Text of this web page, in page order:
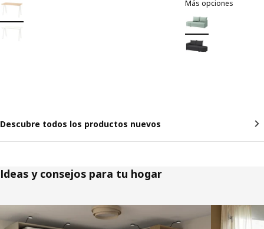
Opción: TROTTEN, Escritorio, laminado efecto fresno/blanco,
Opción: TROTTEN, Escritorio, blanco, 120x70 cm
Más opciones
Opción:
Opción:
Descubre todos los productos nuevos
Ideas y consejos para tu hogar
Saltar listado